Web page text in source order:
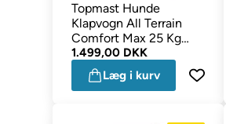
Topmast Hunde
Klapvogn All Terrain
Comfort Max 25 Kg
SORT
1.499,00 DKK
Læg i kurv